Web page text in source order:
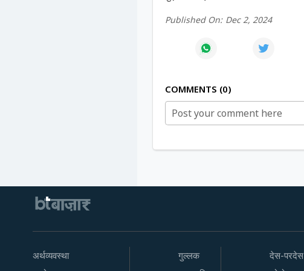
Published On: Dec 2, 2024
COMMENTS 0
अर्थव्यवस्था
गुल्लक
देस-परदेस